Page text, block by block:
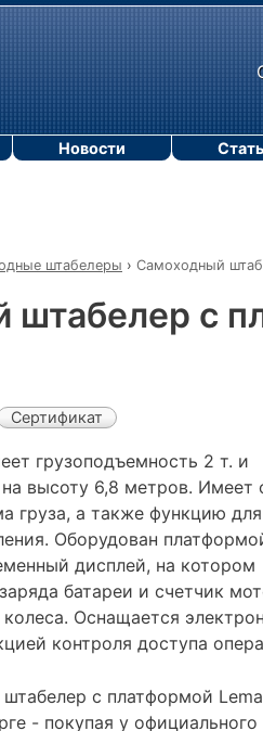
штабелеры › Самоходный
с
Сертификат
грузоподъемность 2 т. и
на высоту 6,8 метров. Имеет
груза, а также функцию
Оборудован
дисплей, на котором
батареи и счетчик
колеса. Оснащается
контроля доступа
с платформой
- покупая у официального
Новости